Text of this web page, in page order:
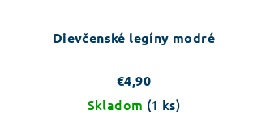
Dievčenské legíny modré
€4,90
Skladom (1 ks)